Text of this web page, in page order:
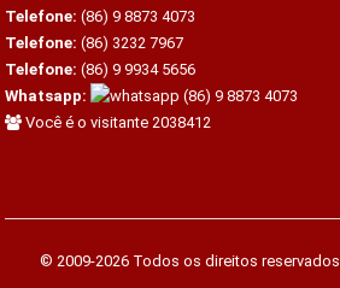
Telefone: (86) 9 8873 4073
Telefone: (86) 3232 7967
Telefone: (86) 9 9934 5656
Whatsapp:
(86) 9 8873 4073
Você é o visitante 2038412
© 2009-2026 Todos os direitos reservados